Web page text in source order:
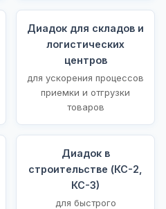
Диадок для складов и
логистических
центров
для ускорения процессов
приемки и отгрузки
товаров
Диадок в
строительстве (КС-2,
КС-3)
для быстрого